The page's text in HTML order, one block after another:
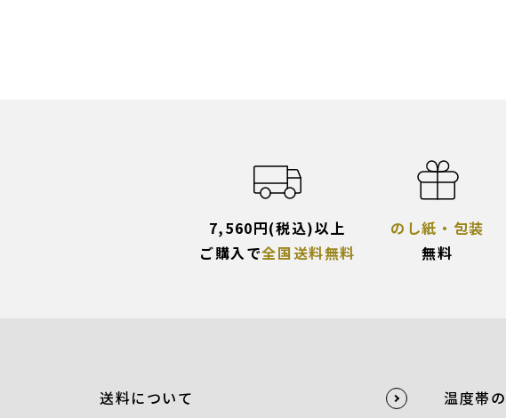
7,560円(税込)以上
ご購入で全国送料無料
のし紙・包装
無料
送料について 温度帯